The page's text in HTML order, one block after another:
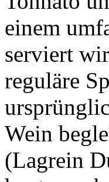
einem
serviert
reguläre
Wein
(Lagrein